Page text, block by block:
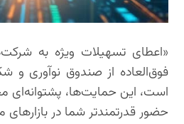
«اعطای تسهیلات ویژه به
فوق‌العاده از صندوق نوآوری و
است، این حمایت‌ها، پشتوانه‌ای
حضور قدرتمندتر شما در